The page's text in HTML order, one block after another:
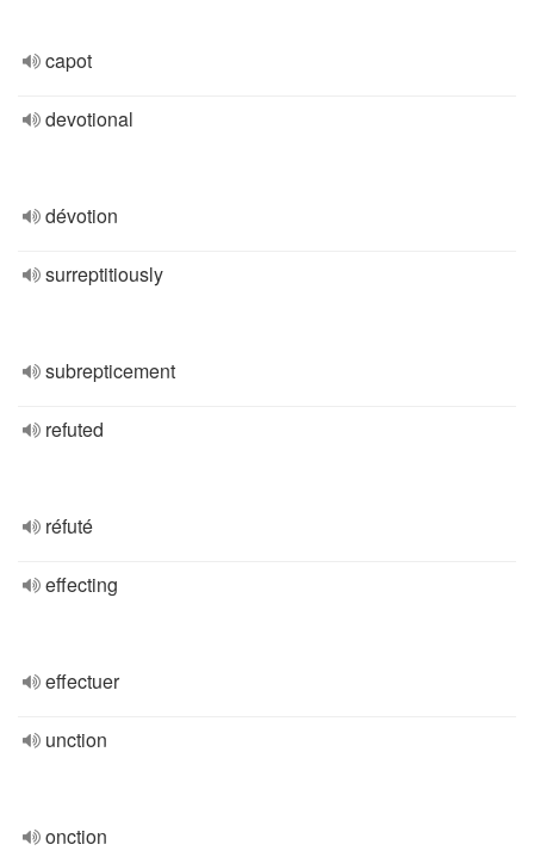
capot
devotional
dévotion
surreptitiously
subrepticement
refuted
réfuté
effecting
effectuer
unction
onction